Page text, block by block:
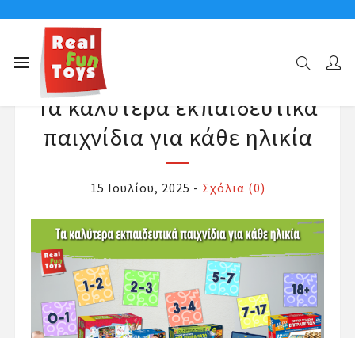
Τα καλύτερα εκπαιδευτικά
παιχνίδια για κάθε ηλικία
15 Ιουλίου, 2025 - Σχόλια (0)